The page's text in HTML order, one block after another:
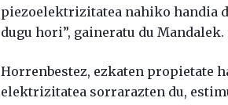
piezoelektrizitatea nahiko handia
dugu hori”, gaineratu du Mandalek.
Horrenbestez, ezkaten propietate
elektrizitatea sorrarazten du,